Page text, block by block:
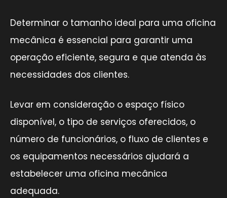
Determinar o tamanho ideal para uma oficina
mecânica é essencial para garantir uma
operação eficiente, segura e que atenda às
necessidades dos clientes.
Levar em consideração o espaço físico
disponível, o tipo de serviços oferecidos, o
número de funcionários, o fluxo de clientes e
os equipamentos necessários ajudará a
estabelecer uma oficina mecânica
adequada.